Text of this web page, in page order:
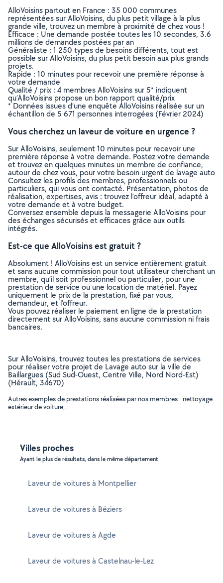
AlloVoisins partout en France : 35 000 communes
représentées sur AlloVoisins, du plus petit village à la plus
grande ville, trouvez un membre à proximité de chez vous !
Efficace : Une demande postée toutes les 10 secondes, 3.6
millions de demandes postées par an
Généraliste : 1 250 types de besoins différents, tout est
possible sur AlloVoisins, du plus petit besoin aux plus grands
projets.
Rapide : 10 minutes pour recevoir une première réponse à
votre demande
Qualité / prix : 4 membres AlloVoisins sur 5* indiquent
qu’AlloVoisins propose un bon rapport qualité/prix
* Données issues d’une enquête AlloVoisins réalisée sur un
échantillon de 5 671 personnes interrogées (Février 2024)
Vous cherchez un laveur de voiture en urgence ?
Sur AlloVoisins, seulement 10 minutes pour recevoir une
première réponse à votre demande. Postez votre demande
et trouvez en quelques minutes un membre de confiance,
autour de chez vous, pour votre besoin urgent de lavage auto
Consultez les profils des membres, professionnels ou
particuliers, qui vous ont contacté. Présentation, photos de
réalisation, expertises, avis : trouvez l'offreur idéal, adapté à
votre demande et à votre budget.
Conversez ensemble depuis la messagerie AlloVoisins pour
des échanges sécurisés et efficaces grâce aux outils
intégrés.
Est-ce que AlloVoisins est gratuit ?
Absolument ! AlloVoisins est un service entièrement gratuit
et sans aucune commission pour tout utilisateur cherchant un
membre, qu’il soit professionnel ou particulier, pour une
prestation de service ou une location de matériel. Payez
uniquement le prix de la prestation, fixé par vous,
demandeur, et l’offreur.
Vous pouvez réaliser le paiement en ligne de la prestation
directement sur AlloVoisins, sans aucune commission ni frais
bancaires.
Sur AlloVoisins, trouvez toutes les prestations de services
pour réaliser votre projet de Lavage auto sur la ville de
Baillargues (Sud Sud-Ouest, Centre Ville, Nord Nord-Est)
(Hérault, 34670)
Autres exemples de prestations réalisées par nos membres : nettoyage
extérieur de voiture, ..
Villes proches
Ayant le plus de résultats, dans le même département
Laveur de voitures à Montpellier
Laveur de voitures à Béziers
Laveur de voitures à Agde
Laveur de voitures à Castelnau-le-Lez